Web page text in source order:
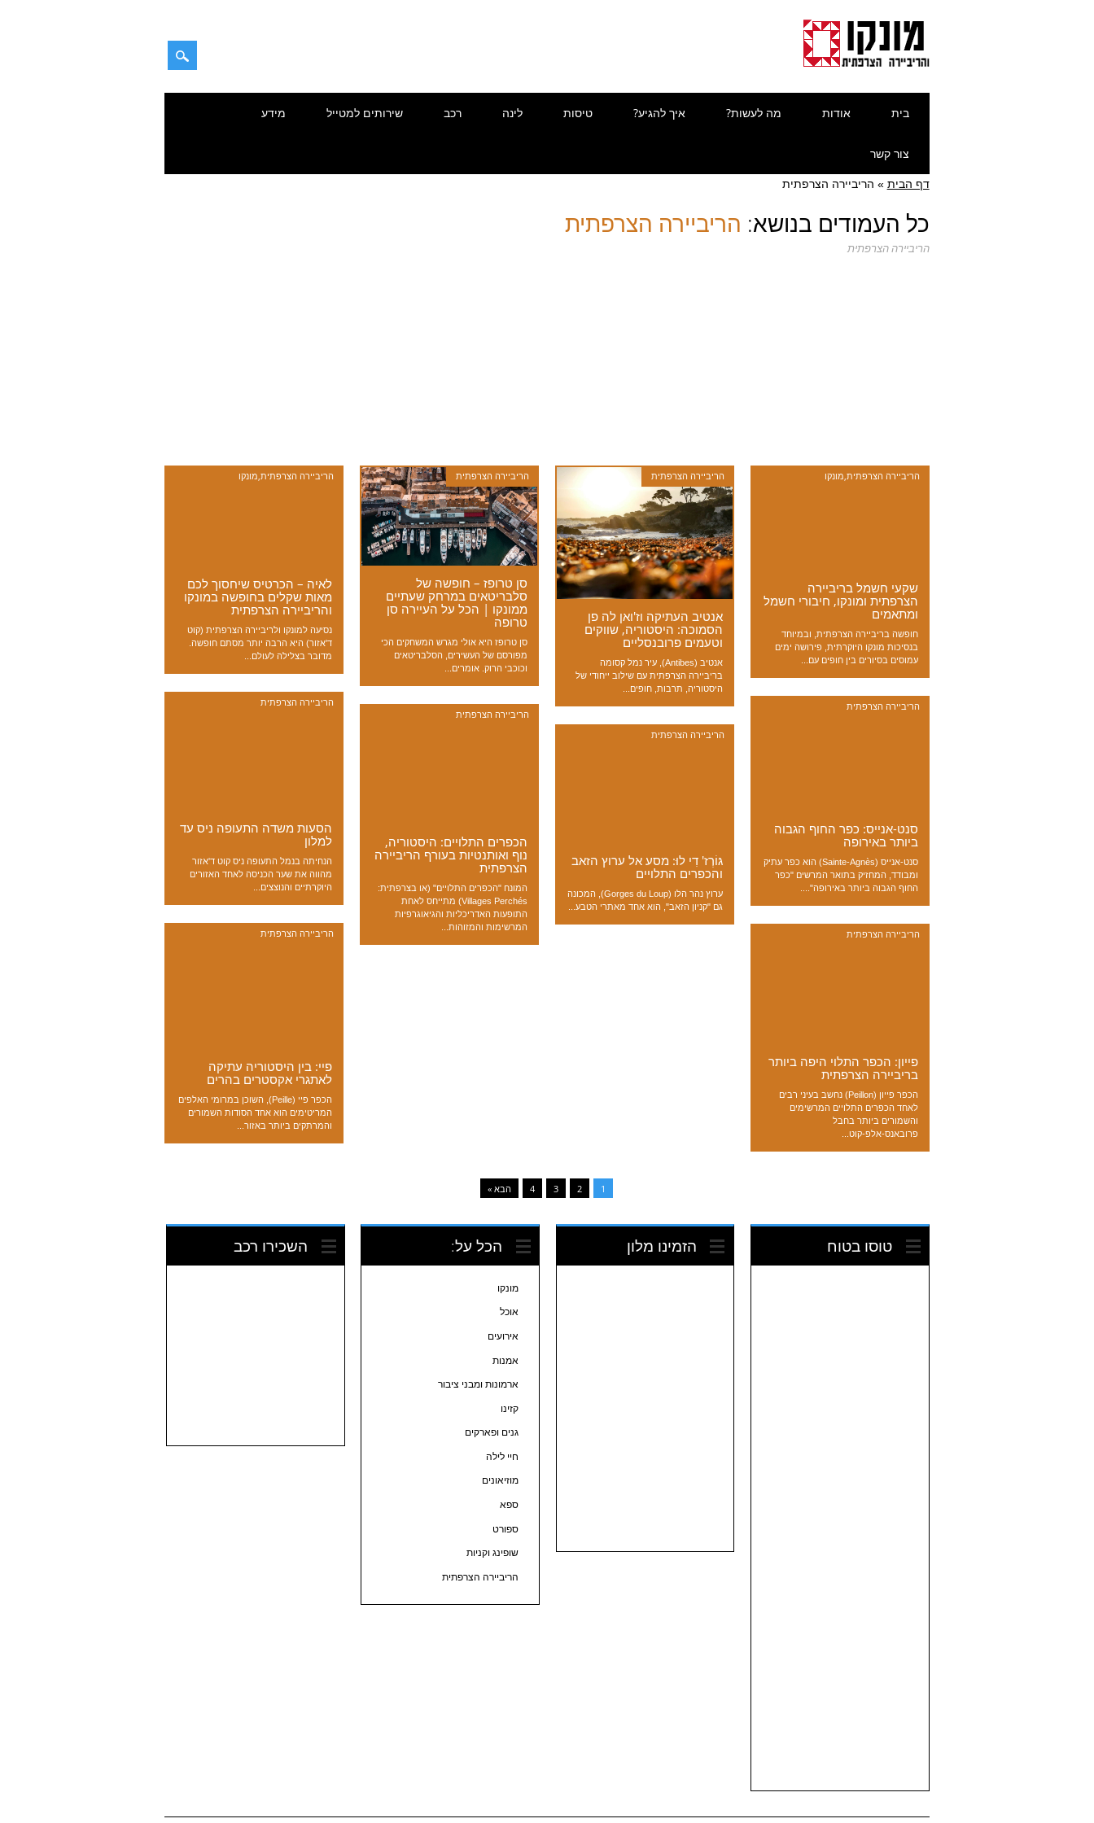
לתוכן
בית אודות מה לעשות? איך להגיע? טיסות לינה רכב שירותים למטייל מידע
צור קשר
דף הבית » הריביירה הצרפתית
כל העמודים בנושא: הריביירה הצרפתית
הריביירה הצרפתית
הריביירה הצרפתית,מונקו
לאיה – הכרטיס שיחסוך לכם
מאות שקלים בחופשה במונקו
והריביירה הצרפתית
נסיעה למונקו ולריביירה הצרפתית (קוט
ד'אזור) היא הרבה יותר מסתם חופשה.
מדובר בצלילה לעולם...
הריביירה הצרפתית
סן טרופז – חופשה של
סלבריטאים במרחק שעתיים
ממונקו | הכל על העיירה סן
טרופה
סן טרופז היא אולי מגרש המשחקים הכי
מפורסם של העשירים, הסלבריטאים
וכוכבי הרוק. אומרים...
הריביירה הצרפתית
אנטיב העתיקה וז'ואן לה פן
הסמוכה: היסטוריה, שווקים
וטעמים פרובנסליים
אנטיב (Antibes), עיר נמל קסומה
בריביירה הצרפתית עם שילוב ייחודי של
היסטוריה, תרבות, חופים...
הריביירה הצרפתית,מונקו
שקעי חשמל בריביירה
הצרפתית ומונקו, חיבורי חשמל
ומתאמים
חופשה בריביירה הצרפתית, ובמיוחד
בנסיכות מונקו היוקרתית, פירושה ימים
עמוסים בסיורים בין חופים עם...
הריביירה הצרפתית
הסעות משדה התעופה ניס עד
למלון
הנחיתה בנמל התעופה ניס קוט ד'אזור
מהווה את שער הכניסה לאחד האזורים
היוקרתיים והנוצצים...
הריביירה הצרפתית
סנט-אנייס: כפר החוף הגבוה
ביותר באירופה
סנט-אנייס (Sainte-Agnès) הוא כפר עתיק
ומבודד, המחזיק בתואר המרשים "כפר
החוף הגבוה ביותר באירופה"....
הריביירה הצרפתית
הכפרים התלויים: היסטוריה,
נוף ואותנטיות בעורף הריביירה
הצרפתית
המונח "הכפרים התלויים" (או בצרפתית:
Villages Perchés) מתייחס לאחת
התופעות האדריכליות והגיאוגרפיות
המרשימות והמזוהות...
הריביירה הצרפתית
גּוֹרְז' דִי לוּ: מסע אל ערוץ הזאב
והכפרים התלויים
ערוץ נהר הלו (Gorges du Loup), המכונה
גם "קניון הזאב", הוא אחד מאתרי הטבע...
הריביירה הצרפתית
פיי: בין היסטוריה עתיקה
לאתגרי אקסטרים בהרים
הכפר פיי (Peille), השוכן במרומי האלפים
המריטימים הוא אחד הסודות השמורים
והמרתקים ביותר באזור...
הריביירה הצרפתית
פייון: הכפר התלוי היפה ביותר
בריביירה הצרפתית
הכפר פייון (Peillon) נחשב בעיני רבים
לאחד הכפרים התלויים המרשימים
והשמורים ביותר בחבל
פרובאנס-אלפ-קוט...
1
2
3
4 הבא »
טוסו בטוח הזמינו מלון הכל על:
מונקו
אוכל
אירועים
אמנות
ארמונות ומבני ציבור
קזינו
גנים ופארקים
חיי לילה
מוזיאונים
ספא
ספורט
שופינג וקניות
הריביירה הצרפתית
השכירו רכב